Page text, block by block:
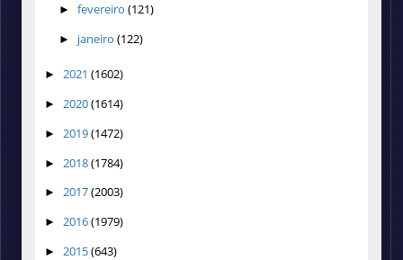
► fevereiro (121)
► janeiro (122)
► 2021 (1602)
► 2020(1614)
► 2019(1472)
► 2018(1784)
► 2017(2003)
► 2016(1979)
► 2015(643)